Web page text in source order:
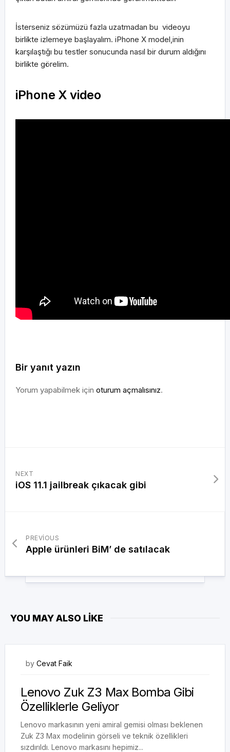
İsterseniz sözümüzü fazla uzatmadan bu videoyu
birlikte izlemeye başlayalım. iPhone X model,inin
karşılaştığı bu testler sonucunda nasıl bir durum aldığını
birlikte görelim.
iPhone X video
Bir yanıt yazın
Yorum yapabilmek için oturum açmalısınız.
NEXT
iOS 11.1 jailbreak çıkacak gibi
PREVIOUS
Apple ürünleri BiM’ de satılacak
YOU MAY ALSO LIKE
by Cevat Faik
Lenovo Zuk Z3 Max Bomba Gibi
Özelliklerle Geliyor
Lenovo markasının yeni amiral gemisi olması beklenen
Zuk Z3 Max modelinin görseli ve teknik özellikleri
sızdırıldı. Lenovo markasını hepimiz...